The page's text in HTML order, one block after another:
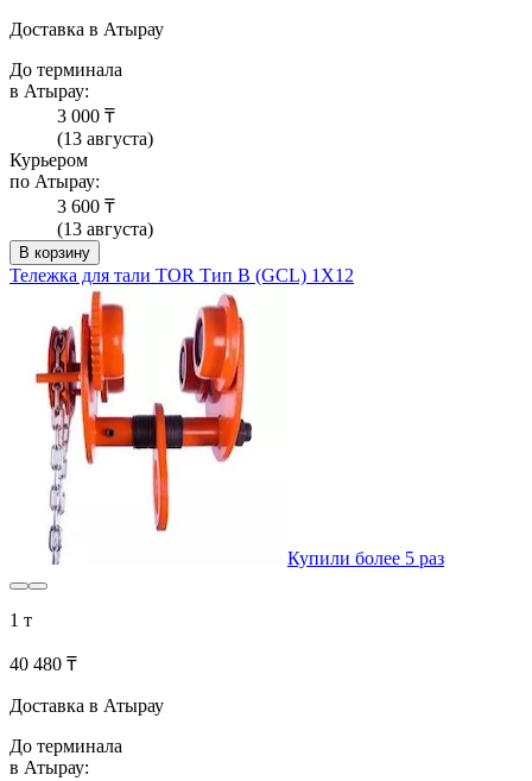
Доставка в Атырау
До терминала
в Атырау:
3 000 ₸
(13 августа)
Курьером
по Атырау:
3 600 ₸
(13 августа)
В корзину
Тележка для тали TOR Тип В (GCL) 1Х12
Купили более 5 раз
1 т
40 480 ₸
Доставка в Атырау
До терминала
в Атырау: